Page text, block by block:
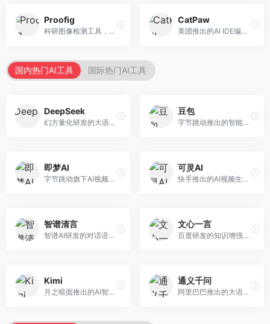
Proofig
科研图像检测工具，专注于学术图像完整性验证。面向科研人员，提供图像检测、重复分析、报告生成等服务，学术检测专业。
CatPaw
美团推出的AI IDE编程工具，专注于本地开发生态。面向开发者，提供智能代码补全、代码生成、项目管理等服务，本地开发体验好。
国内热门AI工具 国际热门AI工具
DeepSeek
幻方量化研发的大语言模型平台，专注于深度推理和代码生成能力。面向开发者、研究人员和技术爱好者，提供强大的逻辑推理和数学计算功能，开源生态完善，API接口友好。
豆包
字节跳动推出的智能对话助手平台，提供文本创作、知识问答、英语学习等多种AI服务。面向普通用户和内容创作者，支持多轮对话和文件解析，免费使用，响应速度快，中文理解能力强。
即梦AI
字节跳动旗下AI视频创作平台，支持多模态内容生成。面向内容创作者和营销人员，提供文生视频、图生视频、智能剪辑等功能，中文理解能力强，创作效率高。
可灵AI
快手推出的AI视频生成平台，支持文生视频和图生视频，可生成长达2分钟的高质量视频内容。面向短视频创作者和营销人员，操作简便，生成效果逼真，适合商业推广和创意表达。
智谱清言
智谱AI研发的对话语言模型，支持中英双语交互。面向中文用户和开发者，提供知识问答、代码编写、文档解读等服务，开源生态完善，学术研究背景深厚。
文心一言
百度研发的知识增强大语言模型，深度融合百度知识图谱和搜索能力。面向中文用户，提供知识问答、文本创作、逻辑推理等服务，中文语境理解准确，知识覆盖面广。
Kimi
月之暗面推出的AI智能助手，核心优势在于超长文本处理能力，支持20万字以上文档分析。面向学术研究者、职场人士和内容创作者，提供文档解读、PPT生成、联网搜索等综合服务。
通义千问
阿里巴巴推出的大语言模型平台，提供对话问答、文档处理、图像理解、代码编写等全方位AI服务。面向企业用户和个人开发者，集成阿里云生态，支持多模态交互，企业级安全保障。